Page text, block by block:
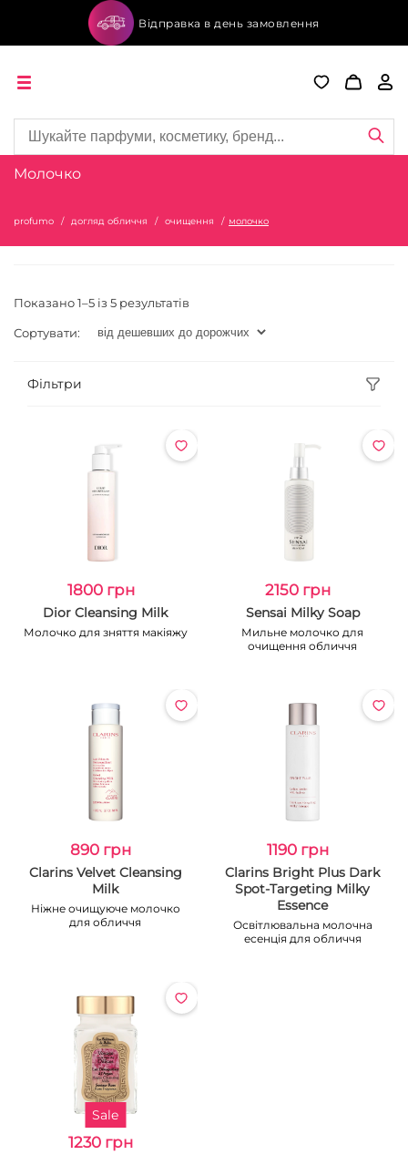
Відправка в день замовлення
Молочко
profumo догляд обличчя очищення молочко
Показано 1–5 із 5 результатів
Сортувати:
Фільтри
1800 грн
Dior Cleansing Milk
Молочко для зняття макіяжу
2150 грн
Sensai Milky Soap
Мильне молочко для
очищення обличчя
890 грн
Clarins Velvet Cleansing
Milk
Ніжне очищуюче молочко
для обличчя
1190 грн
Clarins Bright Plus Dark
Spot-Targeting Milky
Essence
Освітлювальна молочна
есенція для обличчя
Sale
1230 грн